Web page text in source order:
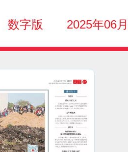
数字版 2025年06